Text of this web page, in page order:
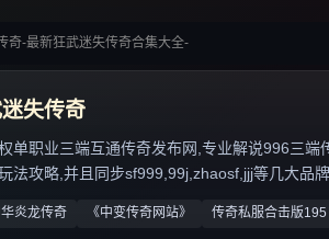
奇-最新狂武迷失传奇合集大全-
失传奇
单职业三端互通传奇发布网,专业解说996三
法攻略,并且同步sf999,99j,zhaosf,jjj等几大品
炎龙传奇 《中变传奇网站》 传奇私服合击版195